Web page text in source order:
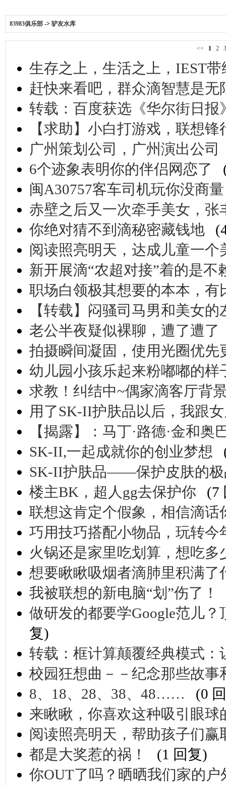
83983俱乐部 -> 驴友水库
<< 1 2
生存之上，生活之上，IEST带
赶快来看吧，群众滴智慧是无
转载：百度获选《华尔街日报
【求助】小白打游戏，联想
广州策划公司，广州演出公司
6个迹象表明你的伴侣网恋了
闽A30757客车司机玩你没商量
赤壁之后又一次牵手美女，
你绝对猜不到滴秘密藏钱地
阅读照亮明天，达成儿童一个
新开展滴“农超对接”着的是不
职场白领极其想要的本本，有
【转载】闷骚司马男和美女的
老公半夜疑似裸聊，遭了遭了
拍摄瞬间凝固，使用光圈优先
幼儿园小孩乐起来粉嘟嘟的
求教！纠结中~偶家滴客厅背
用了SK-II护肤品以后，我跟
【揭露】：马丁·路德·金和奥
SK-II,一起成就你的创业梦想
SK-II护肤品——保护皮肤的
楼主BK，超人gg去保护你
(7
联想这肯定个假象，相信滴话
巧用技巧搭配小物品，玩转今
火锅还是家里吃划算，想吃多
想要瞅瞅吸烟者滴肺里积满了
我被联想的新电脑“划”伤了！
做研发的都要学Google范儿
复)
转载：框计算颠覆经典模式：
校园狂想曲－－纪念那些故事
8、18、28、38、48……
(0
来瞅瞅，你喜欢这种吸引眼球
阅读照亮明天，帮助孩子们赢
都是大奖惹的祸！
(1 回复)
你OUT了吗？晒晒我们家的户